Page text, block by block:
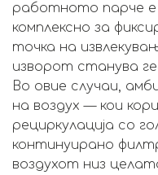
работното парче е
комплексно за
точка на
изворот станува
Во овие случаи,
на воздух — кои
рециркулација со
континуирано
воздухот низ